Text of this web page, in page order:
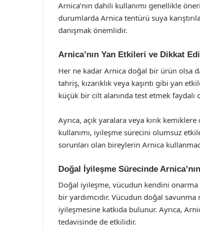
Arnica’nın dahili kullanımı genellikle
durumlarda Arnica tentürü suya
danışmak önemlidir.
Arnica’nın Yan Etkileri ve Dikkat
Her ne kadar Arnica doğal bir ürün olsa
tahriş, kızarıklık veya kaşıntı gibi yan
küçük bir cilt alanında test etmek faydalı
Ayrıca, açık yaralara veya kırık
kullanımı, iyileşme sürecini olumsuz
sorunları olan bireylerin Arnica
Doğal İyileşme Sürecinde
Doğal iyileşme, vücudun kendini
bir yardımcıdır. Vücudun doğal
iyileşmesine katkıda bulunur. Ayrıca,
tedavisinde de etkilidir.